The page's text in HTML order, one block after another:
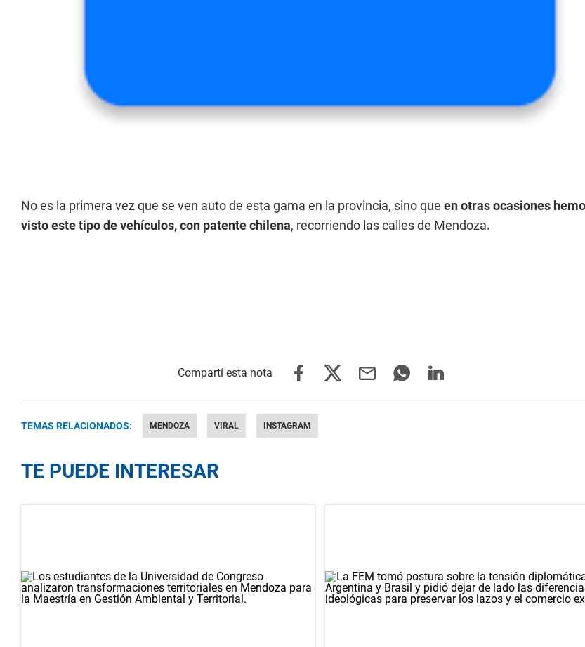
No es la primera vez que se ven auto de esta gama en la provincia, sino que en otras ocasiones
visto este tipo de vehículos, con patente chilena, recorriendo las calles de Mendoza.
TEMAS RELACIONADOS: MENDOZA VIRAL INSTAGRAM
TE PUEDE INTERESAR